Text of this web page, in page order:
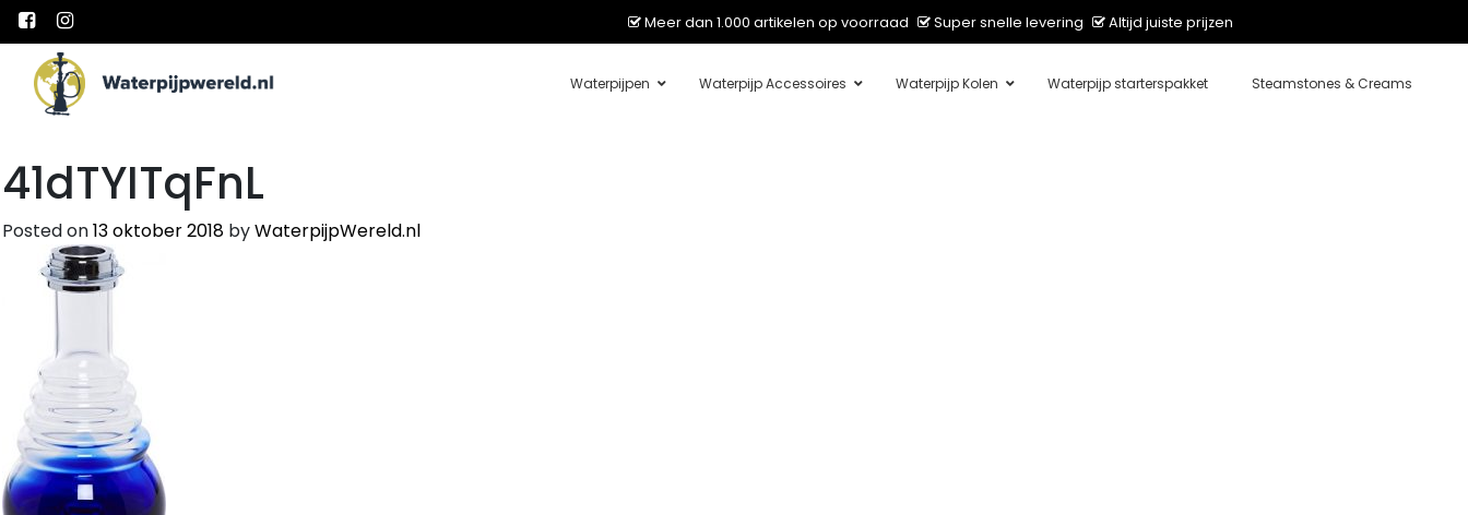
Meer dan 1.000 artikelen op voorraad Super snelle levering Altijd juiste prijzen
Main Navigation Waterpijpen Waterpijp Accessoires Waterpijp Kolen Waterpijp starterspakket Steamstones & Creams
41dTYITqFnL
Posted on13 oktober 2018 byWaterpijpWereld.nl